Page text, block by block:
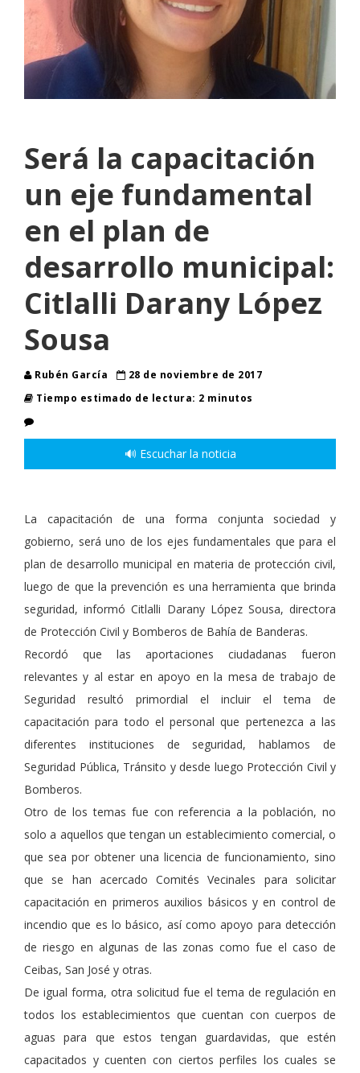
Será la capacitación
un eje fundamental
en el plan de
desarrollo municipal:
Citlalli Darany López
Sousa
Rubén García
28 de noviembre de 2017
Tiempo estimado de lectura: 2 minutos
🔊 Escuchar la noticia
La capacitación de una forma conjunta sociedad y
gobierno, será uno de los ejes fundamentales que para el
plan de desarrollo municipal en materia de protección civil,
luego de que la prevención es una herramienta que brinda
seguridad, informó Citlalli Darany López Sousa, directora
de Protección Civil y Bomberos de Bahía de Banderas.
Recordó que las aportaciones ciudadanas fueron
relevantes y al estar en apoyo en la mesa de trabajo de
Seguridad resultó primordial el incluir el tema de
capacitación para todo el personal que pertenezca a las
diferentes instituciones de seguridad, hablamos de
Seguridad Pública, Tránsito y desde luego Protección Civil y
Bomberos.
Otro de los temas fue con referencia a la población, no
solo a aquellos que tengan un establecimiento comercial, o
que sea por obtener una licencia de funcionamiento, sino
que se han acercado Comités Vecinales para solicitar
capacitación en primeros auxilios básicos y en control de
incendio que es lo básico, así como apoyo para detección
de riesgo en algunas de las zonas como fue el caso de
Ceibas, San José y otras.
De igual forma, otra solicitud fue el tema de regulación en
todos los establecimientos que cuentan con cuerpos de
aguas para que estos tengan guardavidas, que estén
capacitados y cuenten con ciertos perfiles los cuales se